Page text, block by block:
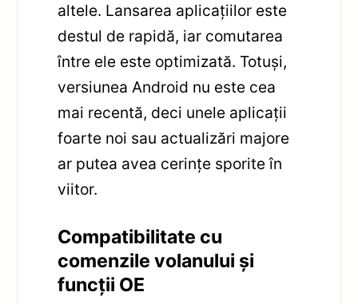
altele. Lansarea aplicațiilor este
destul de rapidă, iar comutarea
între ele este optimizată. Totuși,
versiunea Android nu este cea
mai recentă, deci unele aplicații
foarte noi sau actualizări majore
ar putea avea cerințe sporite în
viitor.
Compatibilitate cu
comenzile volanului și
funcții OE